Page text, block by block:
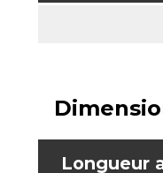
Longueur